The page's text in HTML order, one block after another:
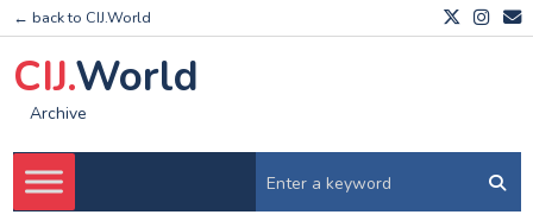
← back to CIJ.World
CIJ.World
Archive